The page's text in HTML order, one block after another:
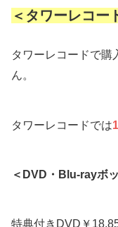
＜タワーレコー
タワーレコードで購
ん。
タワーレコードでは
＜DVD・Blu-rayボ
特典付きDVD￥